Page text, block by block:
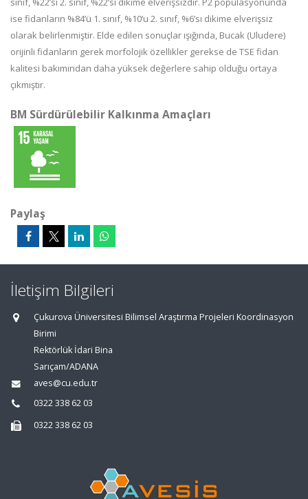
ise fidanların %84’ü 1. sınıf, %10’u 2. sınıf, %6’sı dikime elverişsiz
olarak belirlenmiştir. Elde edilen sonuçlar ışığında, Bucak (Uludere)
orijinli fidanların gerek morfolojik özellikler gerekse de TSE fidan
kalitesi bakımından daha yüksek değerlere sahip olduğu ortaya
çıkmıştır.
BM Sürdürülebilir Kalkınma Amaçları
Paylaş
İletişim Bilgileri
Çukurova Üniversitesi Bilimsel Araştırma Projeleri Koordinasyon
Birimi
Rektörlük İdari Bina
Sarıçam/ADANA
aves@cu.edu.tr
0322 338 62 03
0322 338 62 03